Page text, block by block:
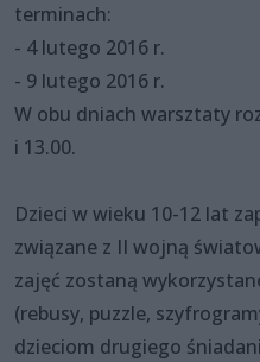
terminach:
- 4 lutego 2016 r.
- 9 lutego 2016 r.
W obu dniach warsztaty
i 13.00.
Dzieci w wieku 10-12 lat
związane z II wojną
zajęć zostaną
(rebusy, puzzle,
dzieciom drugiego